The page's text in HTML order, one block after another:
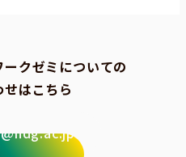
クゼミについての
はこちら